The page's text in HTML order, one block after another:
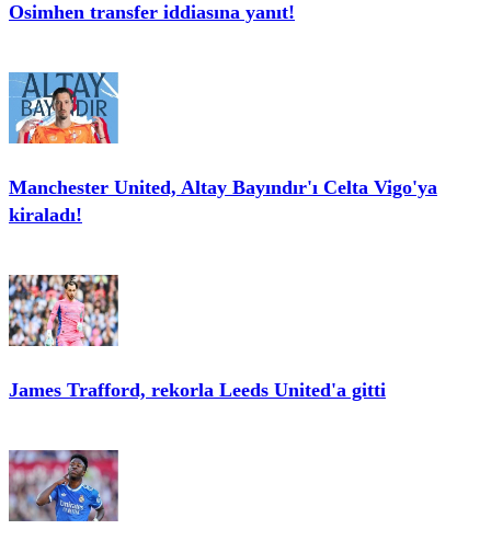
Osimhen transfer iddiasına yanıt!
Manchester United, Altay Bayındır'ı Celta Vigo'ya
kiraladı!
James Trafford, rekorla Leeds United'a gitti